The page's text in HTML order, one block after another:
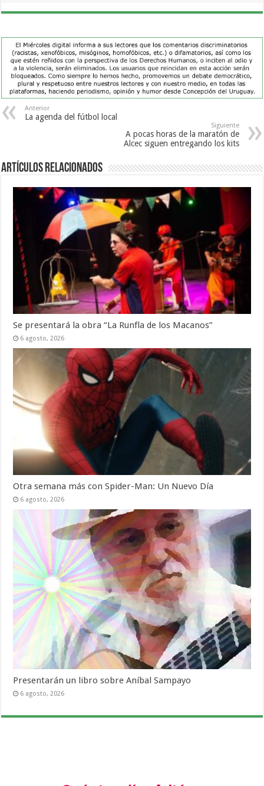
Anterior
La agenda del fútbol local
Siguiente
A pocas horas de la maratón de
Alcec siguen entregando los kits
Artículos Relacionados
Se presentará la obra “La Runfla de los Macanos”
6 agosto, 2026
Otra semana más con Spider-Man: Un Nuevo Día
6 agosto, 2026
Presentarán un libro sobre Aníbal Sampayo
6 agosto, 2026